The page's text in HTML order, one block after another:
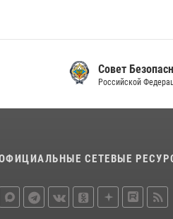
В Челябинске
злоумышленников,
конференция по
Совет
Российской
СЕТЕВЫЕ